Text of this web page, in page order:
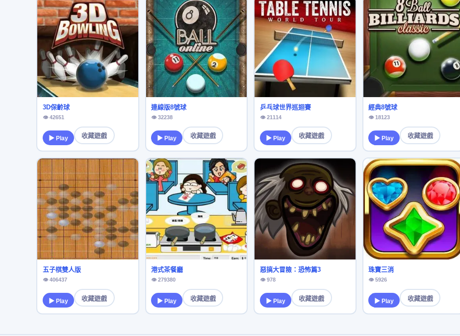
3D保齡球
👁 42651
▶ Play 收藏遊戲
連線版8號球
👁 32238
▶ Play 收藏遊戲
乒乓球世界巡迴賽
👁 21114
▶ Play 收藏遊戲
經典8號球
👁 18123
▶ Play 收藏遊戲
五子棋雙人版
👁 406437
▶ Play 收藏遊戲
港式茶餐廳
👁 279380
▶ Play 收藏遊戲
惡搞大冒險：恐怖篇3
👁 978
▶ Play 收藏遊戲
珠寶三消
👁 5926
▶ Play 收藏遊戲